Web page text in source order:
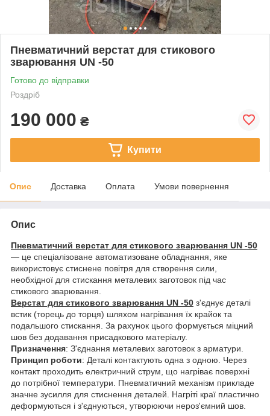
Пневматичний верстат для стикового
зварювання UN -50
Готово до відправки
Роздріб
190 000 ₴
Купити
Опис Доставка Оплата Умови повернення
Опис
Пневматичний верстат для стикового зварювання UN -50
— це спеціалізоване автоматизоване обладнання, яке
використовує стиснене повітря для створення сили,
необхідної для стискання металевих заготовок під час
стикового зварювання.
Верстат для стикового зварювання UN -50 з'єднує деталі
встик (торець до торця) шляхом нагрівання їх крайок та
подальшого стискання. За рахунок цього формується міцний
шов без додавання присадкового матеріалу.
Призначення: З'єднання металевих заготовок з арматури.
Принцип роботи: Деталі контактують одна з одною. Через
контакт проходить електричний струм, що нагріває поверхні
до потрібної температури. Пневматичний механізм прикладе
значне зусилля для стиснення деталей. Нагріті краї пластично
деформуються і з'єднуються, утворюючи нероз'ємний шов.